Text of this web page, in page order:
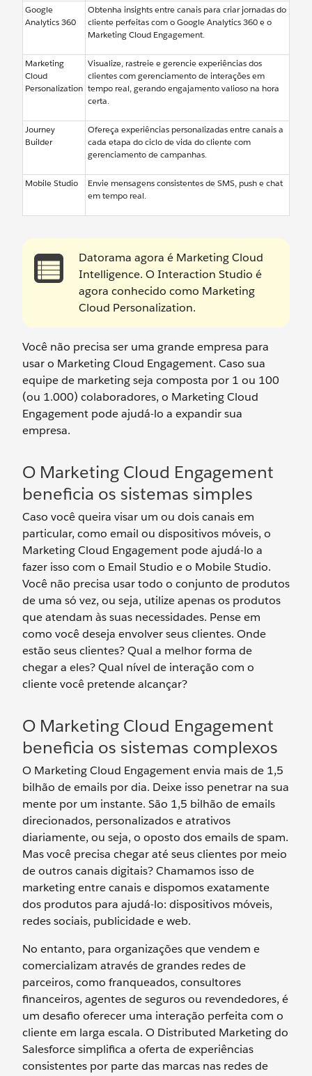
Google
Analytics 360
Obtenha insights entre canais para criar jornadas do
cliente perfeitas com o Google Analytics 360 e o
Marketing Cloud Engagement.
Marketing
Cloud
Personalization
Visualize, rastreie e gerencie experiências dos
clientes com gerenciamento de interações em
tempo real, gerando engajamento valioso na hora
certa.
Journey
Builder
Ofereça experiências personalizadas entre canais a
cada etapa do ciclo de vida do cliente com
gerenciamento de campanhas.
Mobile Studio
Envie mensagens consistentes de SMS, push e chat
em tempo real.
Datorama agora é Marketing Cloud
Intelligence. O Interaction Studio é
agora conhecido como Marketing
Cloud Personalization.
Você não precisa ser uma grande empresa para
usar o Marketing Cloud Engagement. Caso sua
equipe de marketing seja composta por 1 ou 100
(ou 1.000) colaboradores, o Marketing Cloud
Engagement pode ajudá-lo a expandir sua
empresa.
O Marketing Cloud Engagement
beneficia os sistemas simples
Caso você queira visar um ou dois canais em
particular, como email ou dispositivos móveis, o
Marketing Cloud Engagement pode ajudá-lo a
fazer isso com o Email Studio e o Mobile Studio.
Você não precisa usar todo o conjunto de produtos
de uma só vez, ou seja, utilize apenas os produtos
que atendam às suas necessidades. Pense em
como você deseja envolver seus clientes. Onde
estão seus clientes? Qual a melhor forma de
chegar a eles? Qual nível de interação com o
cliente você pretende alcançar?
O Marketing Cloud Engagement
beneficia os sistemas complexos
O Marketing Cloud Engagement envia mais de 1,5
bilhão de emails por dia. Deixe isso penetrar na sua
mente por um instante. São 1,5 bilhão de emails
direcionados, personalizados e atrativos
diariamente, ou seja, o oposto dos emails de spam.
Mas você precisa chegar até seus clientes por meio
de outros canais digitais? Chamamos isso de
marketing entre canais e dispomos exatamente
dos produtos para ajudá-lo: dispositivos móveis,
redes sociais, publicidade e web.
No entanto, para organizações que vendem e
comercializam através de grandes redes de
parceiros, como franqueados, consultores
financeiros, agentes de seguros ou revendedores, é
um desafio oferecer uma interação perfeita com o
cliente em larga escala. O Distributed Marketing do
Salesforce simplifica a oferta de experiências
consistentes por parte das marcas nas redes de